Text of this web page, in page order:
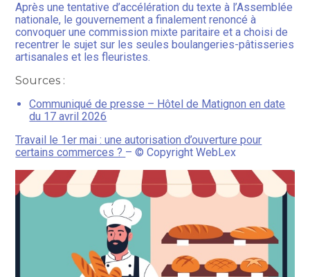
Après une tentative d’accélération du texte à l’Assemblée
nationale, le gouvernement a finalement renoncé à
convoquer une commission mixte paritaire et a choisi de
recentrer le sujet sur les seules boulangeries-pâtisseries
artisanales et les fleuristes.
Sources :
Communiqué de presse – Hôtel de Matignon en date
du 17 avril 2026
Travail le 1er mai : une autorisation d’ouverture pour
certains commerces ? – © Copyright WebLex